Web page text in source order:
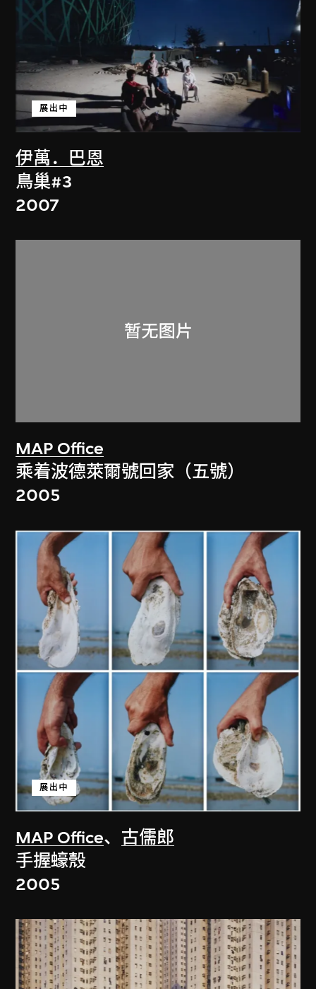
伊萬．巴恩
展出中
鳥巢#3
2007
MAP Office
乘着波德萊爾號回家（五號）
2005
MAP Office、 古儒郎
展出中
手握蠔殼
2005